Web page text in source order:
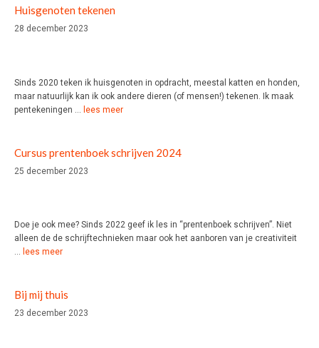
Huisgenoten tekenen
28 december 2023
Sinds 2020 teken ik huisgenoten in opdracht, meestal katten en honden,
maar natuurlijk kan ik ook andere dieren (of mensen!) tekenen. Ik maak
pentekeningen … lees meer
Cursus prentenboek schrijven 2024
25 december 2023
Doe je ook mee? Sinds 2022 geef ik les in “prentenboek schrijven”. Niet
alleen de de schrijftechnieken maar ook het aanboren van je creativiteit
… lees meer
Bij mij thuis
23 december 2023